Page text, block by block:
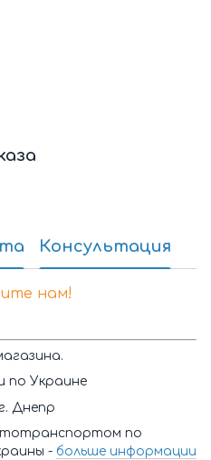
Консультация
нам!
по Украине
Днепр
по
- больше информации